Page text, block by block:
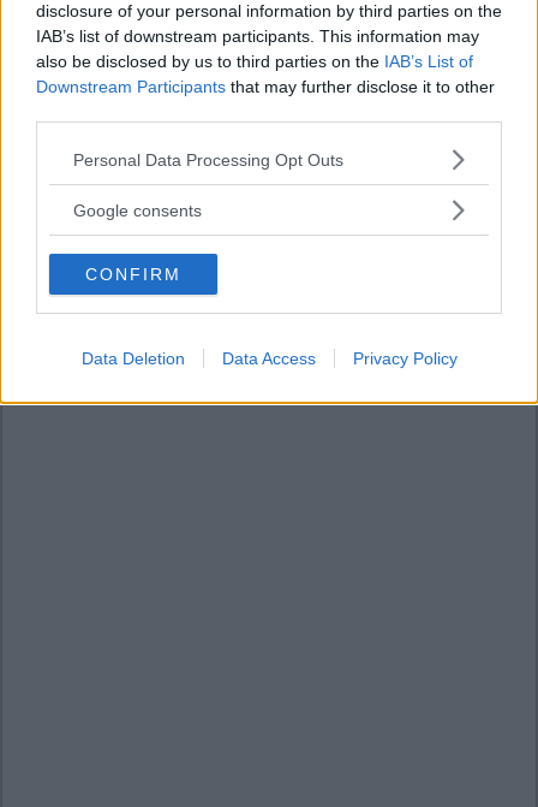
disclosure of your personal information by third parties on the
IAB’s list of downstream participants. This information may
also be disclosed by us to third parties on the IAB’s List of
Downstream Participants that may further disclose it to other
Please note that this website/app uses one or more Google
not limited to your visit or usage behaviour. You may click to
use your data for below specified purposes in below Google
consent section.
Personal Data Processing Opt Outs
Google consents
CONFIRM
Data Deletion Data Access Privacy Policy